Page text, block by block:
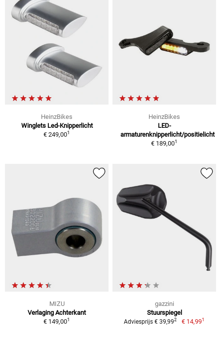
HeinzBikes
Winglets Led-Knipperlicht
€ 249,001
HeinzBikes
LED-
armaturenknipperlicht/positielicht
€ 189,001
MIZU
Verlaging Achterkant
€ 149,001
gazzini
Stuurspiegel
Adviesprijs € 39,992 € 14,991